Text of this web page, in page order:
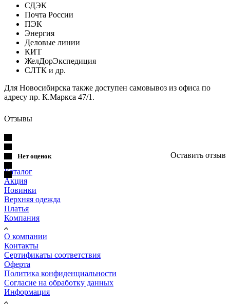
СДЭК
Почта России
ПЭК
Энергия
Деловые линии
КИТ
ЖелДорЭкспедиция
СЛТК и др.
Для Новосибирска также доступен самовывоз из офиса по
адресу пр. К.Маркса 47/1.
Отзывы
Нет оценок
Оставить отзыв
Каталог
Акция
Новинки
Верхняя одежда
Платья
Компания
О компании
Контакты
Сертификаты соответствия
Оферта
Политика конфиденциальности
Согласие на обработку данных
Информация